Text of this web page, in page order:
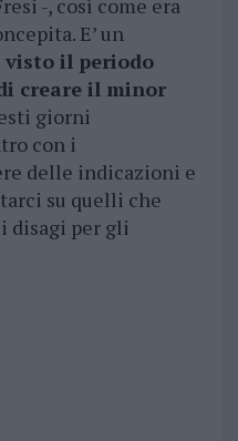
-, così come era
E’ un
visto il periodo
creare il minor
giorni
con i
delle indicazioni e
su quelli che
disagi per gli